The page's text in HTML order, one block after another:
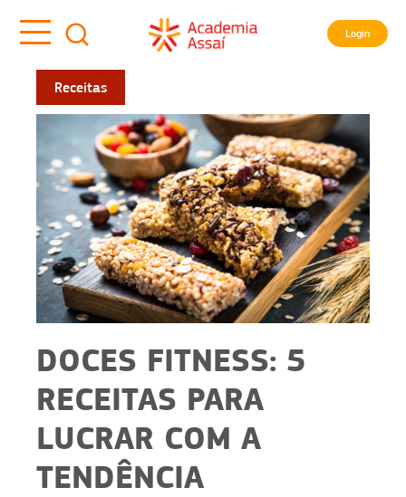
Login
Receitas
DOCES FITNESS: 5
RECEITAS PARA
LUCRAR COM A
TENDÊNCIA